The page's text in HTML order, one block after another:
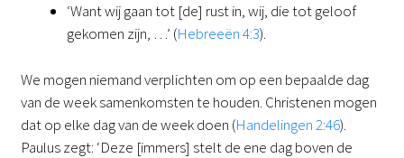
‘Want wij gaan tot [de] rust in, wij, die tot geloof
gekomen zijn, …’ (Hebreeën 4:3).
We mogen niemand verplichten om op een bepaalde dag
van de week samenkomsten te houden. Christenen mogen
dat op elke dag van de week doen (Handelingen 2:46).
Paulus zegt: ‘Deze [immers] stelt de ene dag boven de